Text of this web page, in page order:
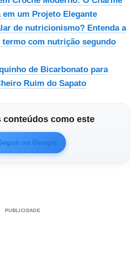
em um Projeto Elegante
de nutricionismo? Entenda a
termo com nutrição segundo
de Bicarbonato para
Ruim do Sapato
conteúdos como este
no Google
PUBLICIDADE